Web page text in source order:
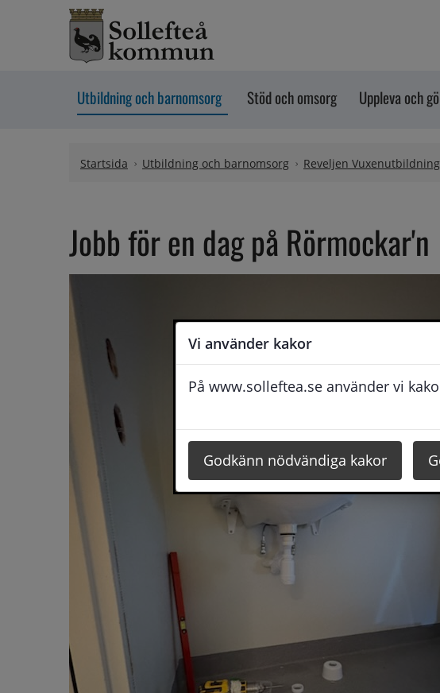
Vi använder kakor
På www.solleftea.se använder vi
Godkänn nödvändiga kakor
Hoppa till innehåll
Utbildning och barnomsorg Stöd och omsorg Uppleva och
Startsida Utbildning och barnomsorg Reveljen Vuxenutbildning
Jobb för en dag på Rörmockar'n